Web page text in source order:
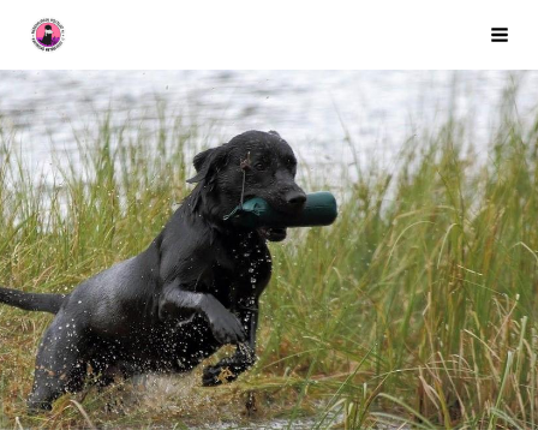
Siirry
sivun
sisältöön
Seuran nimi